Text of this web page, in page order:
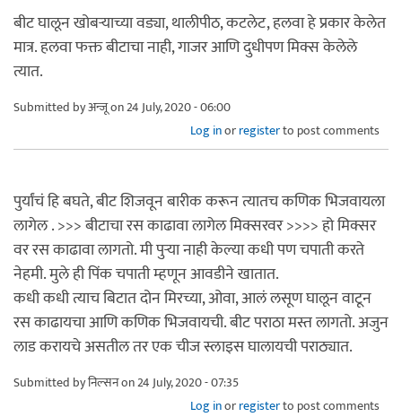
बीट घालून खोबऱ्याच्या वड्या, थालीपीठ, कटलेट, हलवा हे प्रकार केलेत
मात्र. हलवा फक्त बीटाचा नाही, गाजर आणि दुधीपण मिक्स केलेले
त्यात.
Submitted byअन्जूon 24 July, 2020 - 06:00
Log inorregisterto post comments
पुर्यांचं हि बघते, बीट शिजवून बारीक करून त्यातच कणिक भिजवायला
लागेल . >>> बीटाचा रस काढावा लागेल मिक्सरवर >>>> हो मिक्सर
वर रस काढावा लागतो. मी पुऱ्या नाही केल्या कधी पण चपाती करते
नेहमी. मुले ही पिंक चपाती म्हणून आवडीने खातात.
कधी कधी त्याच बिटात दोन मिरच्या, ओवा, आलं लसूण घालून वाटून
रस काढायचा आणि कणिक भिजवायची. बीट पराठा मस्त लागतो. अजुन
लाड करायचे असतील तर एक चीज स्लाइस घालायची पराठ्यात.
Submitted byनिल्सनon 24 July, 2020 - 07:35
Log inorregisterto post comments